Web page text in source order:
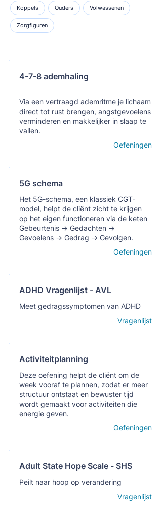
Koppels Ouders Volwassenen
Zorgfiguren
4-7-8 ademhaling
Via een vertraagd ademritme je lichaam
direct tot rust brengen, angstgevoelens
verminderen en makkelijker in slaap te
vallen.
Oefeningen
5G schema
Het 5G-schema, een klassiek CGT-
model, helpt de cliënt zicht te krijgen
op het eigen functioneren via de keten
Gebeurtenis → Gedachten →
Gevoelens → Gedrag → Gevolgen.
Кнопка
Oefeningen
ADHD Vragenlijst - AVL
Meet gedragssymptomen van ADHD
Кнопка
Vragenlijst
Activiteitplanning
Deze oefening helpt de cliënt om de
week vooraf te plannen, zodat er meer
structuur ontstaat en bewuster tijd
wordt gemaakt voor activiteiten die
energie geven.
Кнопка
Oefeningen
Adult State Hope Scale - SHS
Peilt naar hoop op verandering
Vragenlijst